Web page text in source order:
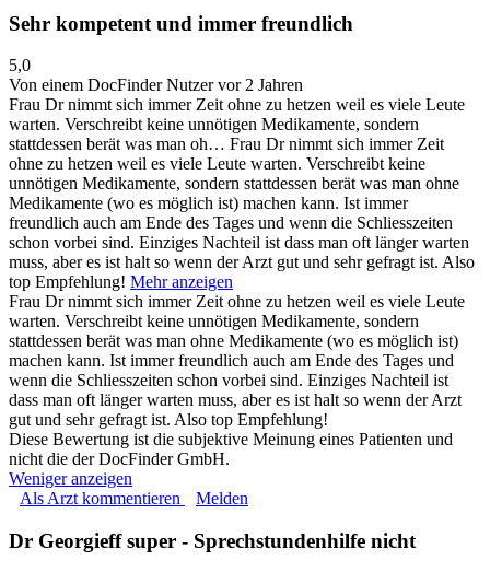
Sehr kompetent und immer freundlich
5,0
Von einem DocFinder Nutzervor 2 Jahren
Frau Dr nimmt sich immer Zeit ohne zu hetzen weil es viele Leute
warten. Verschreibt keine unnötigen Medikamente, sondern
stattdessen berät was man oh… Frau Dr nimmt sich immer Zeit
ohne zu hetzen weil es viele Leute warten. Verschreibt keine
unnötigen Medikamente, sondern stattdessen berät was man ohne
Medikamente (wo es möglich ist) machen kann. Ist immer
freundlich auch am Ende des Tages und wenn die Schliesszeiten
schon vorbei sind. Einziges Nachteil ist dass man oft länger warten
muss, aber es ist halt so wenn der Arzt gut und sehr gefragt ist. Also
top Empfehlung! Mehr anzeigen
Frau Dr nimmt sich immer Zeit ohne zu hetzen weil es viele Leute
warten. Verschreibt keine unnötigen Medikamente, sondern
stattdessen berät was man ohne Medikamente (wo es möglich ist)
machen kann. Ist immer freundlich auch am Ende des Tages und
wenn die Schliesszeiten schon vorbei sind. Einziges Nachteil ist
dass man oft länger warten muss, aber es ist halt so wenn der Arzt
gut und sehr gefragt ist. Also top Empfehlung!
Diese Bewertung ist die subjektive Meinung eines Patienten und
nicht die der DocFinder GmbH.
Weniger anzeigen
Als Arzt kommentieren
Melden
Dr Georgieff super - Sprechstundenhilfe nicht